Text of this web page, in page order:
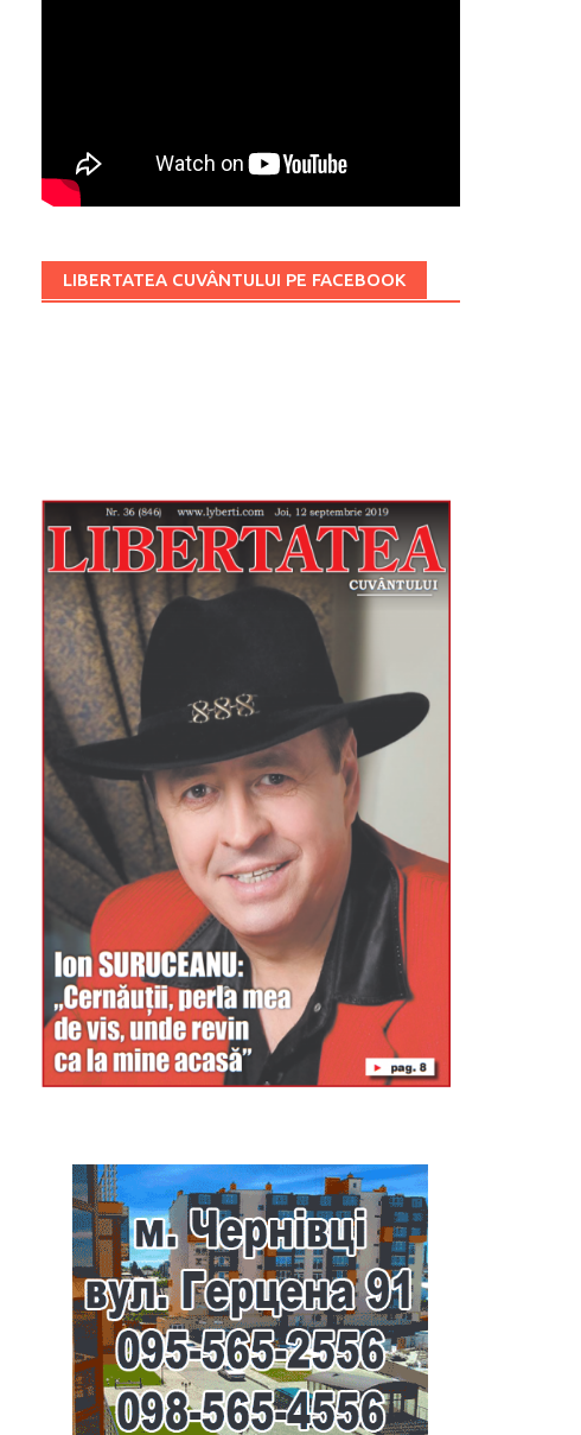
LIBERTATEA CUVÂNTULUI PE FACEBOOK